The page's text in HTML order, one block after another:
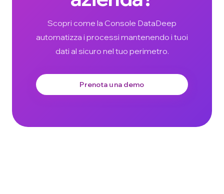
Scopri come la Console DataDeep
automatizza i processi mantenendo i tuoi
dati al sicuro nel tuo perimetro.
Prenota una demo